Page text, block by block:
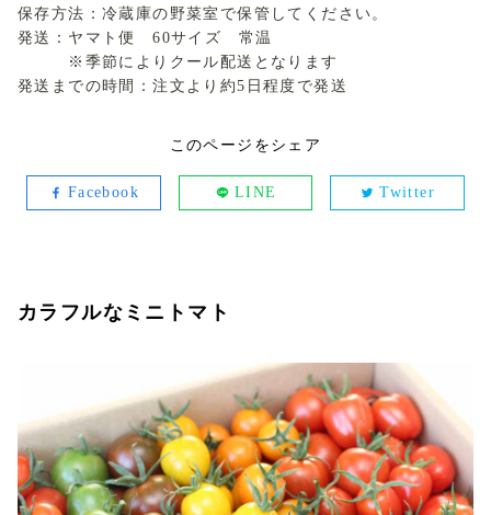
保存方法：冷蔵庫の野菜室で保管してください。
発送：ヤマト便 60サイズ 常温
※季節によりクール配送となります
発送までの時間：注文より約5日程度で発送
このページをシェア
Facebook LINE Twitter
カラフルなミニトマト